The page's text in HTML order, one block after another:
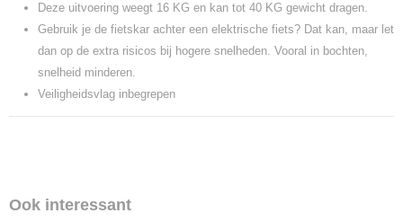
Deze uitvoering weegt 16 KG en kan tot 40 KG gewicht dragen.
Gebruik je de fietskar achter een elektrische fiets? Dat kan, maar let
dan op de extra risicos bij hogere snelheden. Vooral in bochten,
snelheid minderen.
Veiligheidsvlag inbegrepen
Ook interessant